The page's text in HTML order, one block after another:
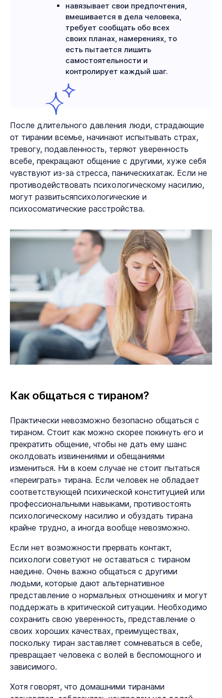
навязывает свои предпочтения,
вмешивается в дела человека,
требует сообщать обо всех
своих планах, намерениях, то
есть пытается лишить
самостоятельности и
контролирует каждый шаг.
После длительного давления люди, страдающие
от тирании всемье, начинают испытывать страх,
тревогу, подавленность, теряют уверенность
всебе, прекращают общение с другими, хуже себя
чувствуют из-за стресса, паническихатак. Если не
противодействовать психологическому насилию,
могут развитьсяпсихологические и
психосоматические расстройства.
Как общаться с тираном?
Практически невозможно безопасно общаться с
тираном. Стоит как можно скорее покинуть его и
прекратить общение, чтобы не дать ему шанс
околдовать извинениями и обещаниями
измениться. Ни в коем случае не стоит пытаться
«переиграть» тирана. Если человек не обладает
соответствующей психической конституцией или
профессиональными навыками, противостоять
психологическому насилию и обуздать тирана
крайне трудно, а иногда вообще невозможно.
Если нет возможности прервать контакт,
психологи советуют не оставаться с тираном
наедине. Очень важно общаться с другими
людьми, которые дают альтернативное
представление о нормальных отношениях и могут
поддержать в критической ситуации. Необходимо
сохранить свою уверенность, представление о
своих хороших качествах, преимуществах,
поскольку тиран заставляет сомневаться в себе,
превращает человека с волей в беспомощного и
зависимого.
Хотя говорят, что домашними тиранами